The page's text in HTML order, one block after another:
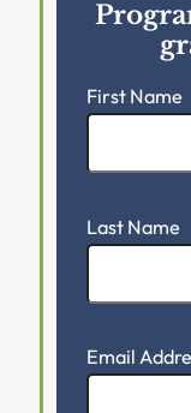
First Name
Last Name
Email